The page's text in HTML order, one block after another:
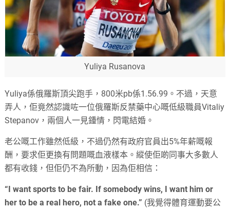
Yuliya Rusanova
Yuliya係俄羅斯頂尖跑手，800米pb係1.56.99。不過，天意
弄人，佢竟然認識咗一位俄羅斯反禁藥中心嘅低級職員Vitaliy
Stepanov，兩個人一見鍾情，閃電結婚。
老公嘅工作雖然低級，不過仍然有政府官員出5%年薪嘅報
酬，要求佢更換有問題嘅血液樣本。縱使佢啲同事大多數人
都有收錢，但佢仍不為所動，因為佢相信：
“I want sports to be fair. If somebody wins, I want him or
her to be a real hero, not a fake one.” (我覺得體育運動要公